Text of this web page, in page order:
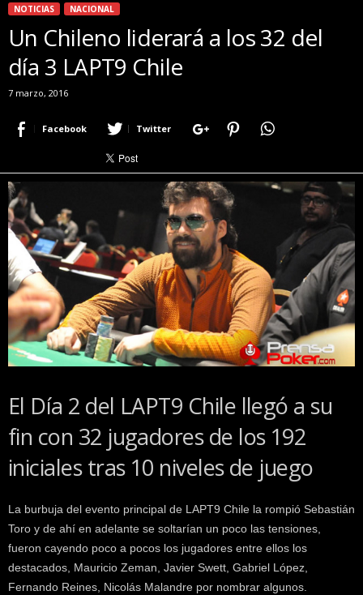
c
NOTICIAS
NACIONAL
Un Chileno liderará a los 32 del
día 3 LAPT9 Chile
7 marzo, 2016
Facebook Twitter
El Día 2 del LAPT9 Chile llegó a su
fin con 32 jugadores de los 192
iniciales tras 10 niveles de juego
La burbuja del evento principal de LAPT9 Chile la rompió Sebastián
Toro y de ahí en adelante se soltarían un poco las tensiones,
fueron cayendo poco a pocos los jugadores entre ellos los
destacados, Mauricio Zeman, Javier Swett, Gabriel López,
Fernando Reines, Nicolás Malandre por nombrar algunos.